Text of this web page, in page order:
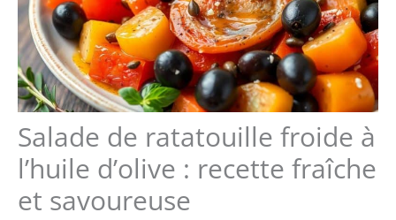
Salade de ratatouille froide à
l’huile d’olive : recette fraîche
et savoureuse